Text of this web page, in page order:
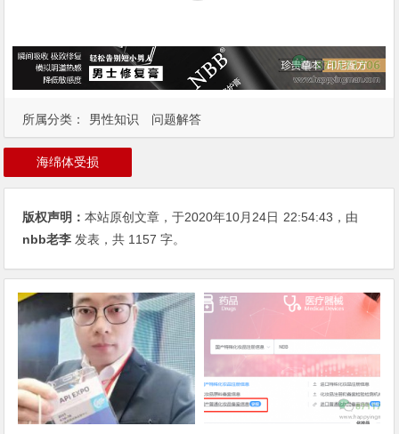
所属分类： 男性知识 问题解答
海绵体受损
版权声明：本站原创文章，于2020年10月24日 22:54:43 ，由
nbb老李 发表，共 1157 字。